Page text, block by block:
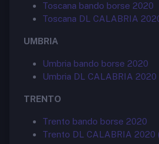
Toscana bando borse 2020
Toscana DL CALABRIA
UMBRIA
Umbria bando borse 2020
Umbria DL CALABRIA 2020
TRENTO
Trento bando borse 2020
Trento DL CALABRIA 2020